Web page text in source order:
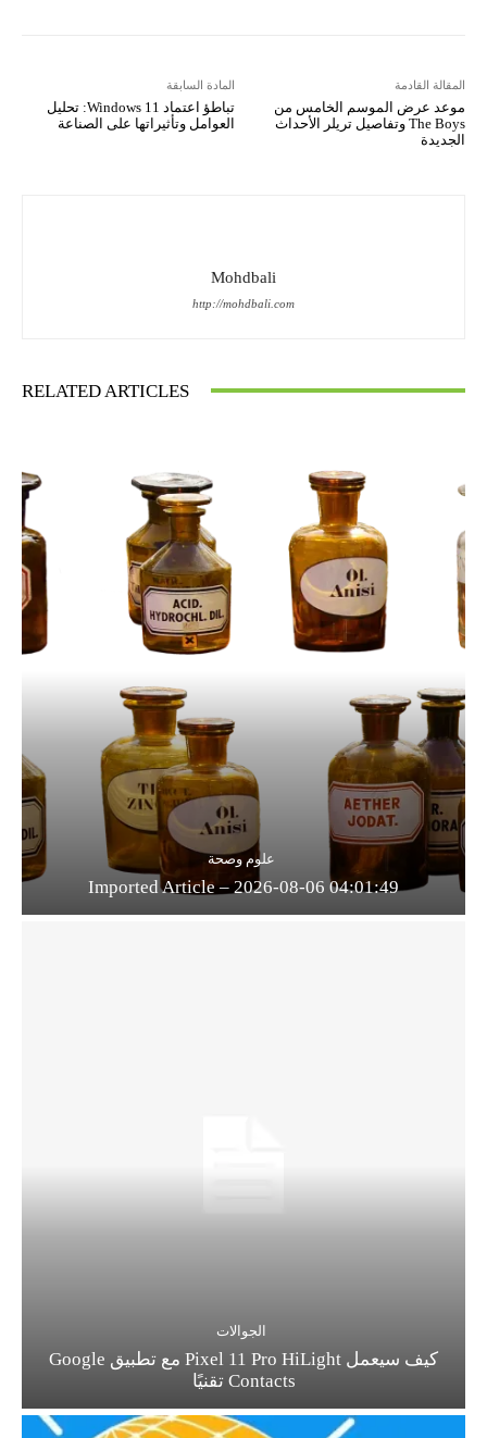
المادة السابقة
تباطؤ اعتماد Windows 11: تحليل
العوامل وتأثيراتها على الصناعة
المقالة القادمة
موعد عرض الموسم الخامس من
The Boys وتفاصيل تريلر الأحداث
الجديدة
Mohdbali
http://mohdbali.com
RELATED ARTICLES
علوم وصحة
Imported Article – 2026-08-06 04:01:49
الجوالات
كيف سيعمل Pixel 11 Pro HiLight مع تطبيق Google
Contacts تقنيًا